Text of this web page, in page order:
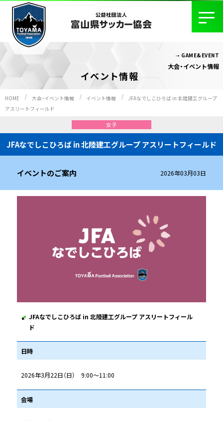
GAME&EVENT
大会・イベント情報
イベント情報
HOME 大会・イベント情報 イベント情報
JFAなでしこひろば in 北陸建工グループ
アスリートフィールド
女子
JFAなでしこひろば in 北陸建工グループ アスリートフィールド
イベントのご案内 2026年03月03日
JFAなでしこひろば in 北陸建工グループ アスリートフィール
ド
日時
2026年3月22日（日） 9:00～11:00
会場